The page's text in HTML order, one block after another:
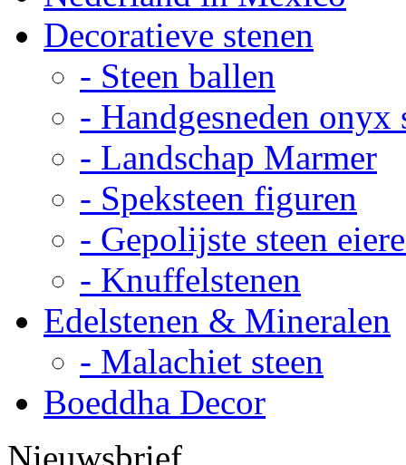
Decoratieve stenen
- Steen ballen
- Handgesneden onyx
- Landschap Marmer
- Speksteen figuren
- Gepolijste steen
- Knuffelstenen
Edelstenen & Mineralen
- Malachiet steen
Boeddha Decor
Nieuwsbrief